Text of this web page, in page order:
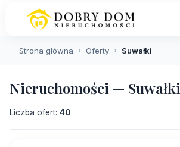
Strona główna › Oferty › Suwałki
Nieruchomości — Suwałki
Liczba ofert: 40